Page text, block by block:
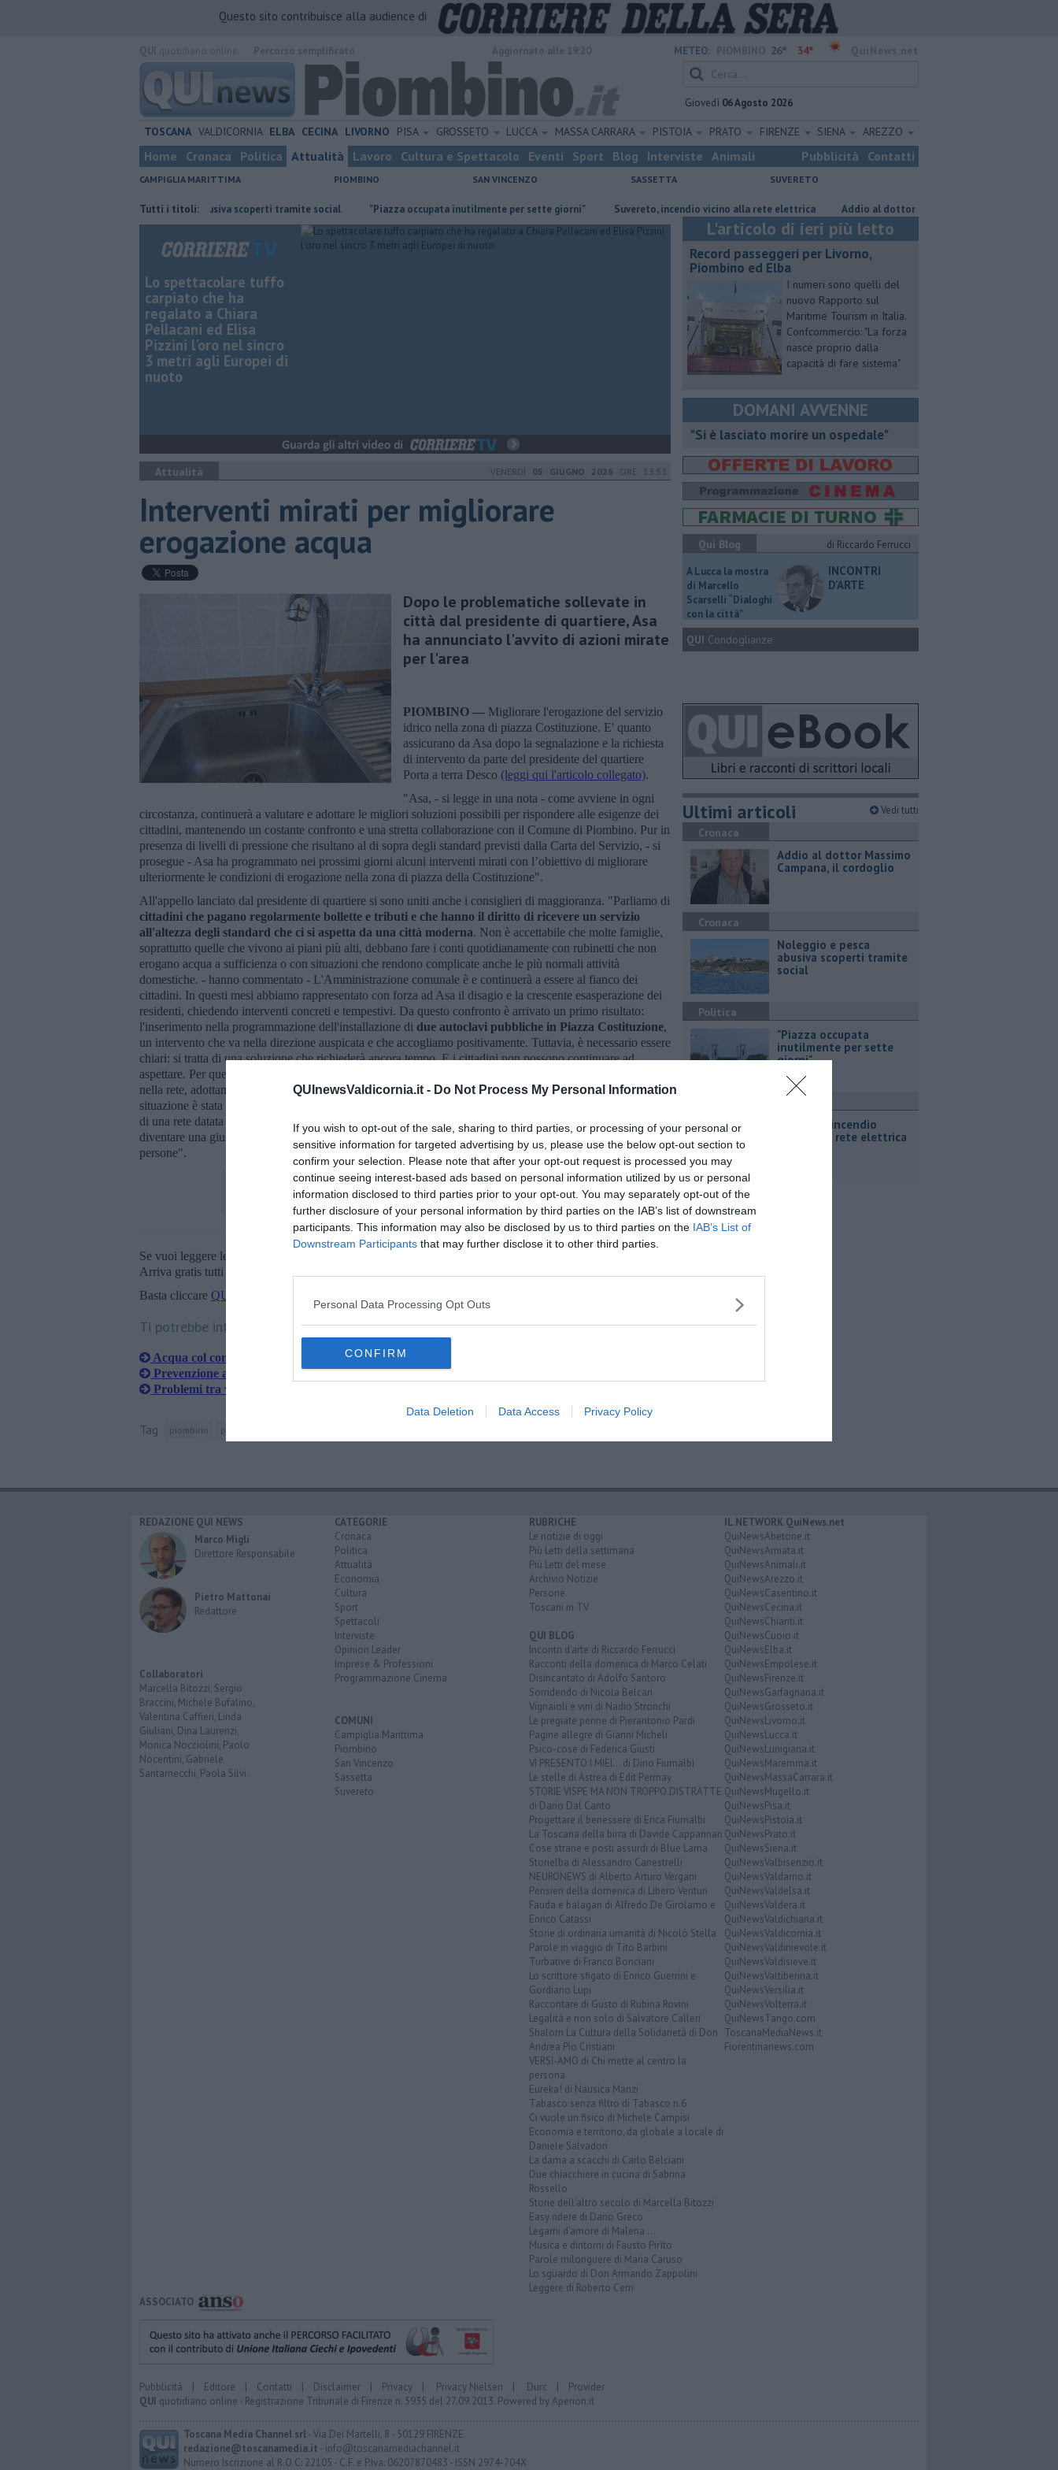
QUInewsValdicornia.it - Do Not Process My Personal Information
If you wish to opt-out of the sale, sharing to third parties, or processing of your personal or
sensitive information for targeted advertising by us, please use the below opt-out section to
confirm your selection. Please note that after your opt-out request is processed you may
continue seeing interest-based ads based on personal information utilized by us or personal
information disclosed to third parties prior to your opt-out. You may separately opt-out of the
further disclosure of your personal information by third parties on the IAB’s list of downstream
participants. This information may also be disclosed by us to third parties on the IAB’s List of
Downstream Participants that may further disclose it to other third parties.
Personal Data Processing Opt Outs
CONFIRM
Data Deletion Data Access Privacy Policy
Questo sito contribuisce alla audience di
METEO: 26° 34°
Giovedì 06 Agosto 2026
TOSCANA VALDICORNIA ELBA CECINA LIVORNO PISA GROSSETO LUCCA MASSA CARRARA PISTOIA PRATO FIRENZE SIENA AREZZO
Home Cronaca Politica Attualità Lavoro Cultura e Spettacolo Eventi Sport Blog Interviste Animali Pubblicità Contatti
CAMPIGLIA MARITTIMA PIOMBINO SAN VINCENZO SASSETTA SUVERETO
Tutti i titoli:
Noleggio e pesca abusiva scoperti tramite social "Piazza occupata inutilmente per sette giorni" Suvereto, incendio vicino alla rete elettrica Addio al dottor Massimo Campana, il cordoglio
Lo spettacolare tuffo
carpiato che ha
regalato a Chiara
Pellacani ed Elisa
Pizzini l'oro nel sincro
3 metri agli Europei di
nuoto
Attualità VENERDÌ 05 GIUGNO 2026 ORE 13:51
Interventi mirati per migliorare
erogazione acqua
Dopo le problematiche sollevate in
città dal presidente di quartiere, Asa
ha annunciato l'avvito di azioni mirate
per l'area
PIOMBINO — Migliorare l'erogazione del servizio
idrico nella zona di piazza Costituzione. E' quanto
assicurano da Asa dopo la segnalazione e la richiesta
di intervento da parte del presidente del quartiere
Porta a terra Desco (leggi qui l'articolo collegato).
"Asa, - si legge in una nota - come avviene in ogni
circostanza, continuerà a valutare e adottare le migliori soluzioni possibili per rispondere alle esigenze dei
cittadini, mantenendo un costante confronto e una stretta collaborazione con il Comune di Piombino. Pur in
presenza di livelli di pressione che risultano al di sopra degli standard previsti dalla Carta del Servizio, - si
prosegue - Asa ha programmato nei prossimi giorni alcuni interventi mirati con l’obiettivo di migliorare
ulteriormente le condizioni di erogazione nella zona di piazza della Costituzione".
All'appello lanciato dal presidente di quartiere si sono uniti anche i consiglieri di maggioranza. "Parliamo di
cittadini che pagano regolarmente bollette e tributi e che hanno il diritto di ricevere un servizio
all'altezza degli standard che ci si aspetta da una città moderna. Non è accettabile che molte famiglie,
soprattutto quelle che vivono ai piani più alti, debbano fare i conti quotidianamente con rubinetti che non
erogano acqua a sufficienza o con situazioni che rendono complicate anche le più normali attività
domestiche. - hanno commentato - L'Amministrazione comunale è e continuerà a essere al fianco dei
cittadini. In questi mesi abbiamo rappresentato con forza ad Asa il disagio e la crescente esasperazione dei
residenti, chiedendo interventi concreti e tempestivi. Da questo confronto è arrivato un primo risultato:
l'inserimento nella programmazione dell'installazione di due autoclavi pubbliche in Piazza Costituzione,
un intervento che va nella direzione auspicata e che accogliamo positivamente. Tuttavia, è necessario essere
chiari: si tratta di una soluzione che richiederà ancora tempo. E i cittadini non possono continuare ad
aspettare. Per questo chiediamo ad ASA di intervenire immediatamente aumentando la pressione dell'acqua
nella rete, adottando tutte le misure tecnicamente possibili per ridurre fin da subito i disagi. Sappiamo che la
situazione è stata aggravata da una significativa perdita idrica verificatasi in un'area privata e dalle criticità
di una rete datata che necessita di manutenzioni e ammodernamenti. Ma le cause del problema non possono
diventare una giustificazione per il protrarsi di un disservizio che incide sulla qualità della vita delle
persone".
Se vuoi leggere le notizie principali della Toscana iscriviti alla
Arriva gratis tutti i giorni alle 20:00 direttamente nella tua casella di posta.
Basta cliccare QUI
Ti potrebbe interessare anche:
Acqua col contagocce, protesta il quartiere
Prevenzione arbovirosi, ordinanza e monitoraggio
Problemi tra vicini, stalking condominiale
Tag piombino principato di piombino
L'articolo di ieri più letto
Record passeggeri per Livorno,
Piombino ed Elba
I numeri sono quelli del
nuovo Rapporto sul
Maritime Tourism in Italia.
Confcommercio: "La forza
nasce proprio dalla
capacità di fare sistema"
DOMANI AVVENNE
"Si è lasciato morire un ospedale"
Qui Blog
di Riccardo Ferrucci
A Lucca la mostra
di Marcello
Scarselli “Dialoghi
con la città"
INCONTRI
D'ARTE
QUI Condoglianze
Ultimi articoli Vedi tutti
Cronaca
Addio al dottor Massimo
Campana, il cordoglio
Cronaca
Noleggio e pesca
abusiva scoperti tramite
social
Politica
"Piazza occupata
inutilmente per sette
giorni"
Suvereto, incendio
vicino alla rete elettrica
REDAZIONE QUI NEWS
Marco Migli
Direttore Responsabile
Pietro Mattonai
Redattore
Collaboratori
Marcella Bitozzi, Sergio
Braccini, Michele Bufalino,
Valentina Caffieri, Linda
Giuliani, Dina Laurenzi,
Monica Nocciolini, Paolo
Nocentini, Gabriele
Santarnecchi, Paola Silvi.
CATEGORIE
Cronaca
Politica
Attualità
Economia
Cultura
Sport
Spettacoli
Interviste
Opinion Leader
Imprese & Professioni
Programmazione Cinema
COMUNI
Campiglia Marittima
Piombino
San Vincenzo
Sassetta
Suvereto
RUBRICHE
Le notizie di oggi
Più Letti della settimana
Più Letti del mese
Archivio Notizie
Persone
Toscani in TV
QUI BLOG
Incontri d'arte di Riccardo Ferrucci
Racconti della domenica di Marco Celati
Disincantato di Adolfo Santoro
Sorridendo di Nicola Belcari
Vignaioli e vini di Nadio Stronchi
Le pregiate penne di Pierantonio Pardi
Pagine allegre di Gianni Micheli
Psico-cose di Federica Giusti
VI PRESENTO I MIEI... di Dino Fiumalbi
Le stelle di Astrea di Edit Permay
STORIE VISPE MA NON TROPPO DISTRATTE
di Dario Dal Canto
Progettare il benessere di Erica Fiumalbi
La Toscana della birra di Davide Cappannari
Cose strane e posti assurdi di Blue Lama
Storielba di Alessandro Canestrelli
NEURONEWS di Alberto Arturo Vergani
Pensieri della domenica di Libero Venturi
Fauda e balagan di Alfredo De Girolamo e
Enrico Catassi
Storie di ordinaria umanità di Nicolò Stella
Parole in viaggio di Tito Barbini
Turbative di Franco Bonciani
Lo scrittore sfigato di Enrico Guerrini e
Gordiano Lupi
Raccontare di Gusto di Rubina Rovini
Legalità e non solo di Salvatore Calleri
Shalom La Cultura della Solidarietà di Don
Andrea Pio Cristiani
VERSI-AMO di Chi mette al centro la
persona
Eureka! di Nausica Manzi
Tabasco senza filtro di Tabasco n.6
Ci vuole un fisico di Michele Campisi
Economia e territorio, da globale a locale di
Daniele Salvadori
La dama a scacchi di Carlo Belciani
Due chiacchiere in cucina di Sabrina
Rossello
Storie dell'altro secolo di Marcella Bitozzi
Easy ridere di Dario Greco
Legami d'amore di Malena ...
Musica e dintorni di Fausto Pirìto
Parole milonguere di Maria Caruso
Lo sguardo di Don Armando Zappolini
Leggere di Roberto Cerri
IL NETWORK QuiNews.net
QuiNewsAbetone.it
QuiNewsAmiata.it
QuiNewsAnimali.it
QuiNewsArezzo.it
QuiNewsCasentino.it
QuiNewsCecina.it
QuiNewsChianti.it
QuiNewsCuoio.it
QuiNewsElba.it
QuiNewsEmpolese.it
QuiNewsFirenze.it
QuiNewsGarfagnana.it
QuiNewsGrosseto.it
QuiNewsLivorno.it
QuiNewsLucca.it
QuiNewsLunigiana.it
QuiNewsMaremma.it
QuiNewsMassaCarrara.it
QuiNewsMugello.it
QuiNewsPisa.it
QuiNewsPistoia.it
QuiNewsPrato.it
QuiNewsSiena.it
QuiNewsValbisenzio.it
QuiNewsValdarno.it
QuiNewsValdelsa.it
QuiNewsValdera.it
QuiNewsValdichiana.it
QuiNewsValdicornia.it
QuiNewsValdinievole.it
QuiNewsValdisieve.it
QuiNewsValtiberina.it
QuiNewsVersilia.it
QuiNewsVolterra.it
QuiNewsTango.com
ToscanaMediaNews.it
Fiorentinanews.com
ASSOCIATO
Pubblicità | Editore | Contatti | Disclaimer | Privacy | Privacy Nielsen | Durc | Provider
QUI quotidiano online - Registrazione Tribunale di Firenze n. 5935 del 27.09.2013. Powered byAperion.it
Toscana Media Channel srl- Via Dei Martelli, 8 - 50129 FIRENZE
redazione@toscanamedia.it - info@toscanamediachannel.it
Numero Iscrizione al R.O.C: 22105 - C.F. e P.Iva: 06207870483 - ISSN 2974-704X